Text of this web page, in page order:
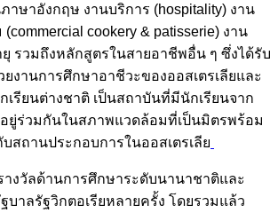
ษาอังกฤษ งานบริการ (hospitality) งาน
cookery & patisserie) งาน
ยุ รวมถึงหลักสูตรในสายอาชีพอื่น ๆ ซึ่งได้รับ
งานการศึกษาอาชีวะของออสเตรเลียและ
เรียนต่างชาติ เป็นสถาบันที่มีนักเรียนจาก
อยู่ร่วมกันในสภาพแวดล้อมที่เป็นมิตรพร้อม
สถานประกอบการในออสเตรเลีย
างวัลด้านการศึกษาระดับนานาชาติและ
บาลรัฐวิกตอเรียหลายครั้ง โดยรวมแล้ว